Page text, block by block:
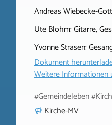
Andreas Wiebecke-
Ute Blohm: Gitarre,
Yvonne Strasen:
Dokument
Weitere
#Gemeindeleben
Kirche-MV